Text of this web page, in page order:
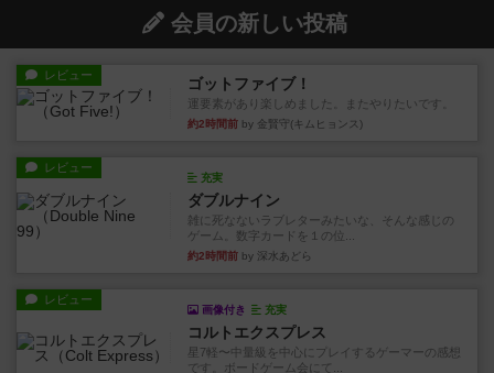
会員の新しい投稿
レビュー ゴットファイブ！
運要素があり楽しめました。またやりたいです。
約2時間前 by 金賢守(キムヒョンス)
レビュー
充実
ダブルナイン
雑に死なないラブレターみたいな、そんな感じの
ゲーム。数字カードを１の位...
約2時間前 by 深水あどら
レビュー
画像付き 充実
コルトエクスプレス
星7軽〜中量級を中心にプレイするゲーマーの感想
です。ボードゲーム会にて...